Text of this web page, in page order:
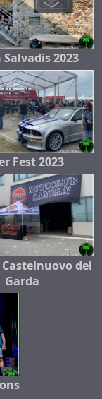
2023
Fest 2023
del
Garda